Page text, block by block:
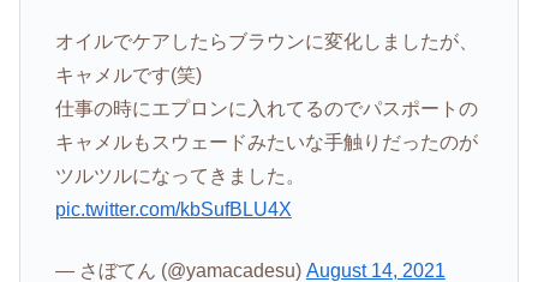
オイルでケアしたらブラウンに変化しましたが、
キャメルです(笑)
仕事の時にエプロンに入れてるのでパスポートの
キャメルもスウェードみたいな手触りだったのが
ツルツルになってきました。
pic.twitter.com/kbSufBLU4X
— さぼてん (@yamacadesu) August 14, 2021